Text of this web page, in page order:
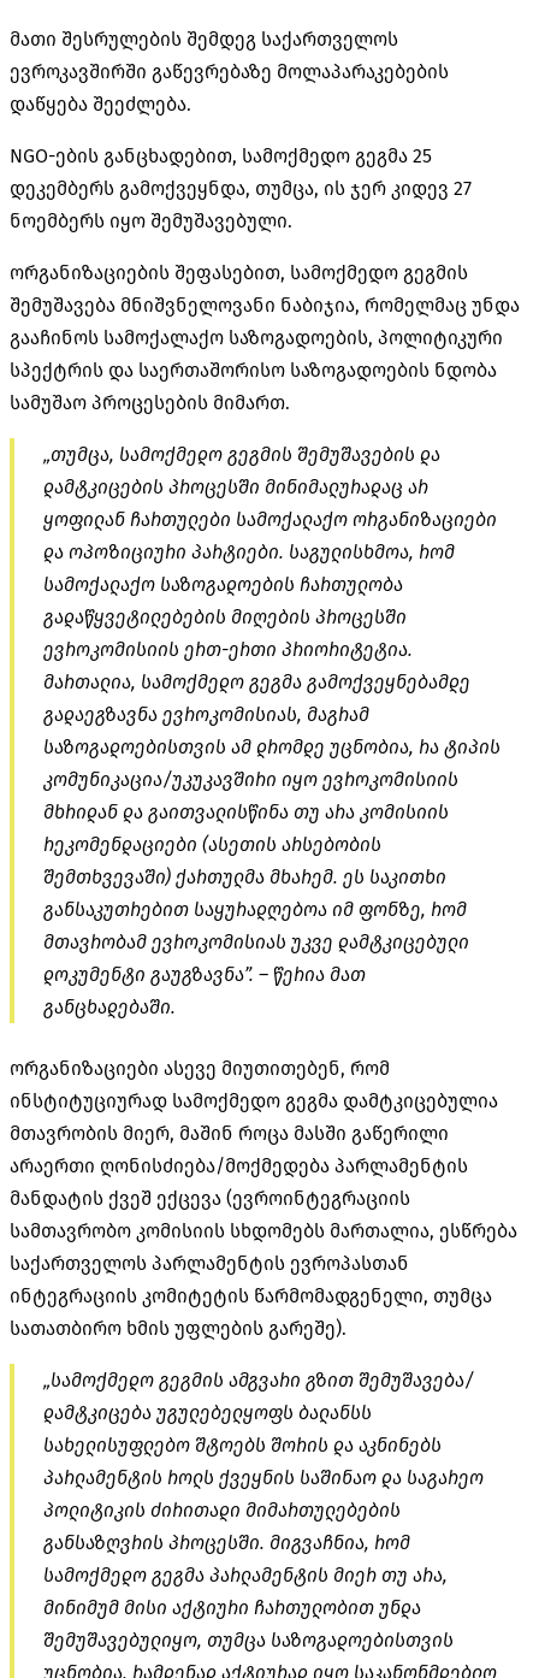
მათი შესრულების შემდეგ საქართველოს
ევროკავშირში გაწევრებაზე მოლაპარაკებების
დაწყება შეეძლება.
NGO-ების განცხადებით, სამოქმედო გეგმა 25
დეკემბერს გამოქვეყნდა, თუმცა, ის ჯერ კიდევ 27
ნოემბერს იყო შემუშავებული.
ორგანიზაციების შეფასებით, სამოქმედო გეგმის
შემუშავება მნიშვნელოვანი ნაბიჯია, რომელმაც უნდა
გააჩინოს სამოქალაქო საზოგადოების, პოლიტიკური
სპექტრის და საერთაშორისო საზოგადოების ნდობა
სამუშაო პროცესების მიმართ.
„თუმცა, სამოქმედო გეგმის შემუშავების და
დამტკიცების პროცესში მინიმალურადაც არ
ყოფილან ჩართულები სამოქალაქო ორგანიზაციები
და ოპოზიციური პარტიები. საგულისხმოა, რომ
სამოქალაქო საზოგადოების ჩართულობა
გადაწყვეტილებების მიღების პროცესში
ევროკომისიის ერთ-ერთი პრიორიტეტია.
მართალია, სამოქმედო გეგმა გამოქვეყნებამდე
გადაეგზავნა ევროკომისიას, მაგრამ
საზოგადოებისთვის ამ დრომდე უცნობია, რა ტიპის
კომუნიკაცია/უკუკავშირი იყო ევროკომისიის
მხრიდან და გაითვალისწინა თუ არა კომისიის
რეკომენდაციები (ასეთის არსებობის
შემთხვევაში) ქართულმა მხარემ. ეს საკითხი
განსაკუთრებით საყურადღებოა იმ ფონზე, რომ
მთავრობამ ევროკომისიას უკვე დამტკიცებული
დოკუმენტი გაუგზავნა”. – წერია მათ
განცხადებაში.
ორგანიზაციები ასევე მიუთითებენ, რომ
ინსტიტუციურად სამოქმედო გეგმა დამტკიცებულია
მთავრობის მიერ, მაშინ როცა მასში გაწერილი
არაერთი ღონისძიება/მოქმედება პარლამენტის
მანდატის ქვეშ ექცევა (ევროინტეგრაციის
სამთავრობო კომისიის სხდომებს მართალია, ესწრება
საქართველოს პარლამენტის ევროპასთან
ინტეგრაციის კომიტეტის წარმომადგენელი, თუმცა
სათათბირო ხმის უფლების გარეშე).
„სამოქმედო გეგმის ამგვარი გზით შემუშავება/
დამტკიცება უგულებელყოფს ბალანსს
სახელისუფლებო შტოებს შორის და აკნინებს
პარლამენტის როლს ქვეყნის საშინაო და საგარეო
პოლიტიკის ძირითადი მიმართულებების
განსაზღვრის პროცესში. მიგვაჩნია, რომ
სამოქმედო გეგმა პარლამენტის მიერ თუ არა,
მინიმუმ მისი აქტიური ჩართულობით უნდა
შემუშავებულიყო, თუმცა საზოგადოებისთვის
უცნობია, რამდენად აქტიურად იყო საკანონმდებლო